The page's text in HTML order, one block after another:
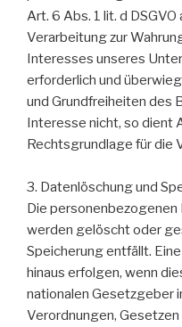
Art. 6 Abs. 1 lit. d
Verarbeitung zur
Interesses unseres
erforderlich und
und Grundfreiheiten des
Interesse nicht, so dient
Rechtsgrundlage für die
3. Datenlöschung und
Die
werden gelöscht oder
Speicherung entfällt.
hinaus erfolgen, wenn
nationalen Gesetzgeber
Verordnungen,